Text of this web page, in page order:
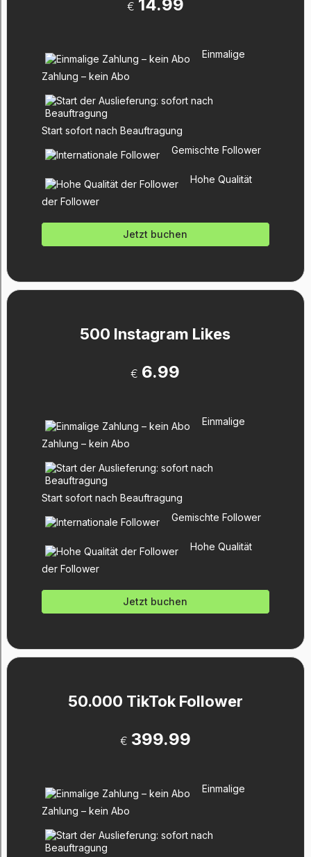
€ 14.99
Einmalige
Zahlung – kein Abo
Start sofort nach Beauftragung
Gemischte Follower
Hohe Qualität
der Follower
Jetzt buchen
500 Instagram Likes
€ 6.99
Einmalige
Zahlung – kein Abo
Start sofort nach Beauftragung
Gemischte Follower
Hohe Qualität
der Follower
Jetzt buchen
50.000 TikTok Follower
€ 399.99
Einmalige
Zahlung – kein Abo